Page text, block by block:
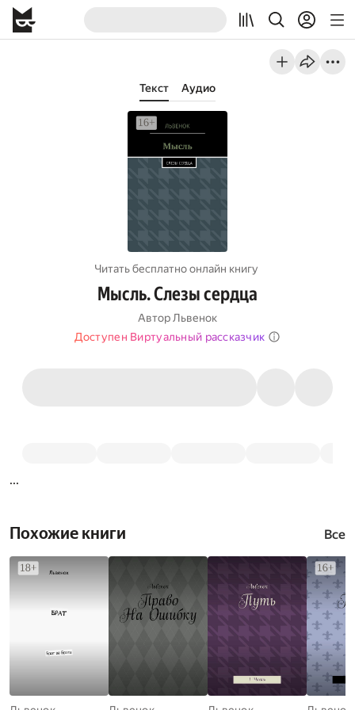
Текст Аудио
Читать бесплатно онлайн книгу
Мысль. Слезы сердца
АвторЛьвенок
Доступен Виртуальный рассказчик
...
Похожие книги Все